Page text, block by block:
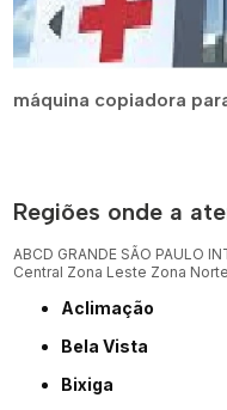
máquina copiadora
Regiões onde a
ABCD GRANDE SÃO PAULO
Central Zona Leste Zona Norte
Aclimação
Bela Vista
Bixiga